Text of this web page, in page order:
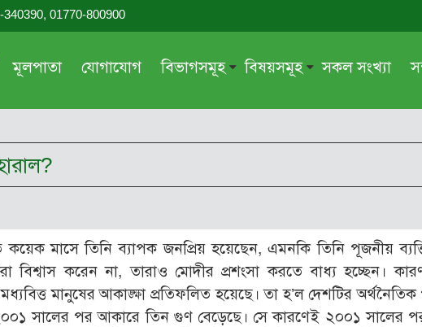
340390, 01770-800900
মূলপাতা যোগাযোগ বিভাগসমূহ
সাময়িক প্রসঙ্গ
সময়ের ভাবনা
মহিলা অঙ্গন
বিষয়সমূহ
পরকাল
নীতি-নৈতিকতা
তারবিয়াত
সকল সংখ্যা
মাসে তিনি ব্যাপক জনপ্রিয় হয়েছেন, এমনকি তিনি পূজনীয়
বিশ্বাস করেন না, তারাও মোদীর প্রশংসা করতে বাধ্য হচ্ছেন।
মানুষের আকাঙ্ক্ষা প্রতিফলিত হয়েছে। তা হ’ল দেশটির
সালের পর আকারে তিন গুণ বেড়েছে। সে কারণেই ২০০১ সালের